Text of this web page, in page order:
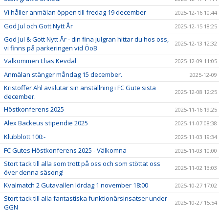
Vi håller anmälan öppen till fredag 19 december 2025-12-16 10:44
God Jul och Gott Nytt År 2025-12-15 18:25
God Jul & Gott Nytt År - din fina julgran hittar du hos oss,
vi finns på parkeringen vid ÖoB
2025-12-13 12:32
Välkommen Elias Kevdal 2025-12-09 11:05
Anmälan stänger måndag 15 december. 2025-12-09
Kristoffer Ahl avslutar sin anställning i FC Gute sista
december.
2025-12-08 12:25
Höstkonferens 2025 2025-11-16 19:25
Alex Backeus stipendie 2025 2025-11-07 08:38
Klubblott 100:- 2025-11-03 19:34
FC Gutes Höstkonferens 2025 - Välkomna 2025-11-03 10:00
Stort tack till alla som trott på oss och som stöttat oss
över denna säsong!
2025-11-02 13:03
Kvalmatch 2 Gutavallen lördag 1 november 18:00 2025-10-27 17:02
Stort tack till alla fantastiska funktionärsinsatser under
GGN
2025-10-27 15:54